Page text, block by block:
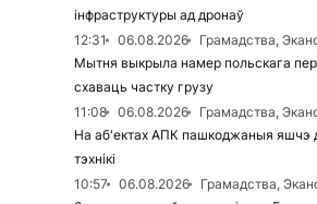
інфраструктуры ад дронаў
12:31
06.08.2026
Грамадства,
Мытня выкрыла намер польскага
схаваць частку грузу
11:08
06.08.2026
Грамадства,
На аб'ектах АПК пашкоджаныя яшчэ
тэхнікі
10:57
06.08.2026
Грамадства,